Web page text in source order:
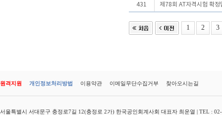
431 제78회 AT자격시험 확정
1 2 3
원격지원 개인정보처리방법 이용약관 이메일무단수집거부 찾아오시는길
서울특별시 서대문구 충정로7길 12(충정로 2가) 한국공인회계사회 대표자 최운열 | TEL :